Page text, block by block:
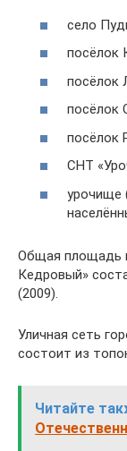
село
посёлок
посёлок
посёлок
посёлок
СНТ
урочище
Общая площадь
Кедровый»
(2009).
Уличная сеть
состоит из
Читайте